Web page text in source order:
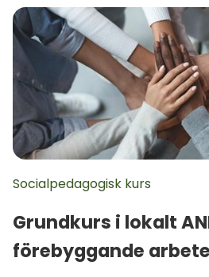
Socialpedagogisk kurs
Grundkurs i lokalt
förebyggande arbete